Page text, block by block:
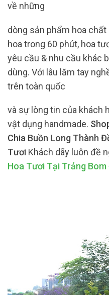
về những
dòng sản phẩm hoa
hoa trong 60 phút, hoa
yêu cầu & nhu cầu khác
dùng. Với lâu lăm tay
trên toàn quốc
và sự lòng tin của khách
vật dụng handmade.
Chia Buồn Long Thành
Tươi Khách dãy luôn đề
Hoa Tươi Tại Trảng Bom